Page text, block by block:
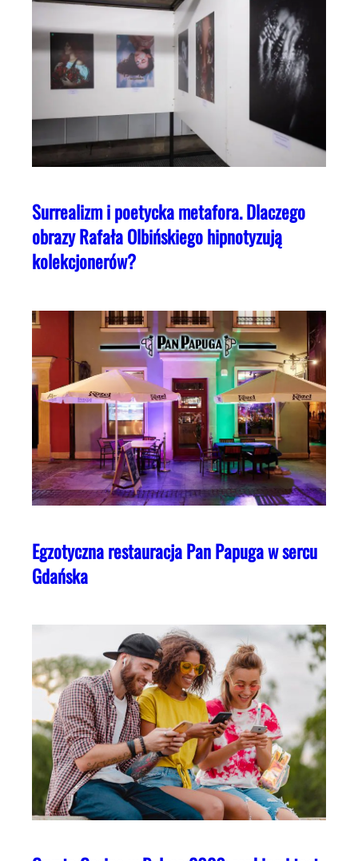
Surrealizm i poetycka metafora. Dlaczego
obrazy Rafała Olbińskiego hipnotyzują
kolekcjonerów?
Egzotyczna restauracja Pan Papuga w sercu
Gdańska